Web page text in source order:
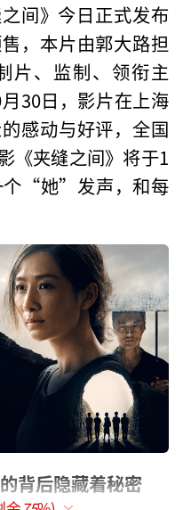
间》今日正式发布
，本片由郭大路担
片、监制、领衔主
30日，影片在上海
感动与好评，全国
《夹缝之间》将于1
个“她”发声，和每
背后隐藏着秘密